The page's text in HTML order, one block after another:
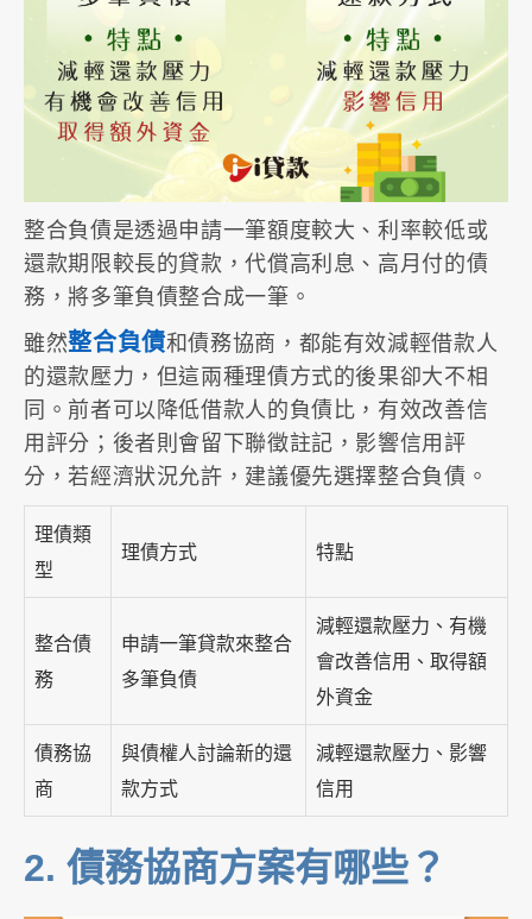
整合負債是透過申請一筆額度較大、利率較低或
還款期限較長的貸款，代償高利息、高月付的債
務，將多筆負債整合成一筆。
雖然整合負債和債務協商，都能有效減輕借款人
的還款壓力，但這兩種理債方式的後果卻大不相
同。前者可以降低借款人的負債比，有效改善信
用評分；後者則會留下聯徵註記，影響信用評
分，若經濟狀況允許，建議優先選擇整合負債。
理債類
型
理債方式 特點
整合債
務
申請一筆貸款來整合
多筆負債
減輕還款壓力、有機
會改善信用、取得額
外資金
債務協
商
與債權人討論新的還
款方式
減輕還款壓力、影響
信用
2. 債務協商方案有哪些？